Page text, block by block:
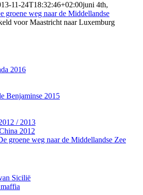
11-24T18:32:46+02:00juni 4th,
groene weg naar de Middellandse
voor Maastricht naar Luxemburg
2016
Benjaminse 2015
/ 2013
2012
groene weg naar de Middellandse Zee
Sicilië